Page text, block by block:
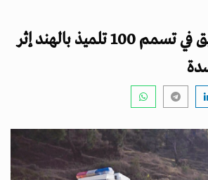
مطالبات بالتحقيق في تسمم 100 تلميذ بالهند إثر